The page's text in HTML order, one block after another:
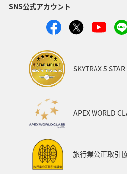
自然・植物
海 北陸地方
家族旅行
ダイヤモンドサービス
ブロンズサービス
ANAのサービス
飛行機 空港グルメ
秋のアクティビティ
SNS公式アカウント
SKYTRAX 5
APEX WORLD
旅行業公正取引